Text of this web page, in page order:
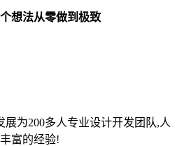
想法从零做到极致
展为200多人专业设计开发团队,人
富的经验!